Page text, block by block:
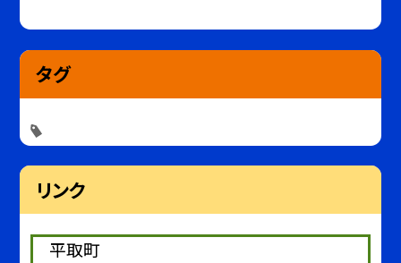
タグ
リンク
平取町